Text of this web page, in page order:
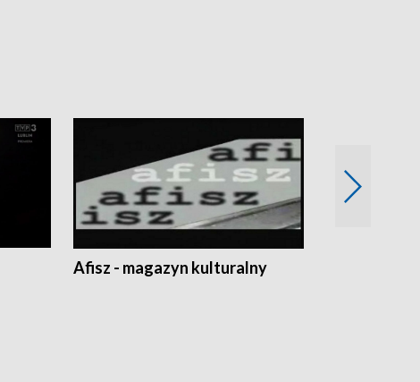
Afisz - magazyn kulturalny